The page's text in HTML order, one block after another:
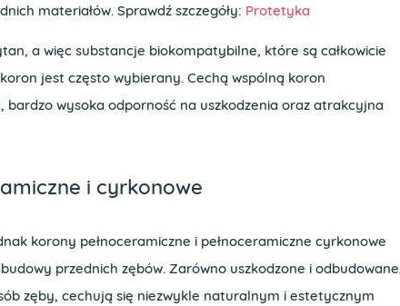
materiałów. Sprawdź szczegóły: Protetyka
a więc substancje biokompatybilne, które są całkowicie
jest często wybierany. Cechą wspólną koron
bardzo wysoka odporność na uszkodzenia oraz atrakcyjna
i cyrkonowe
korony pełnoceramiczne i pełnoceramiczne cyrkonowe
przednich zębów. Zarówno uszkodzone i
zęby, cechują się niezwykle naturalnym i estetycznym